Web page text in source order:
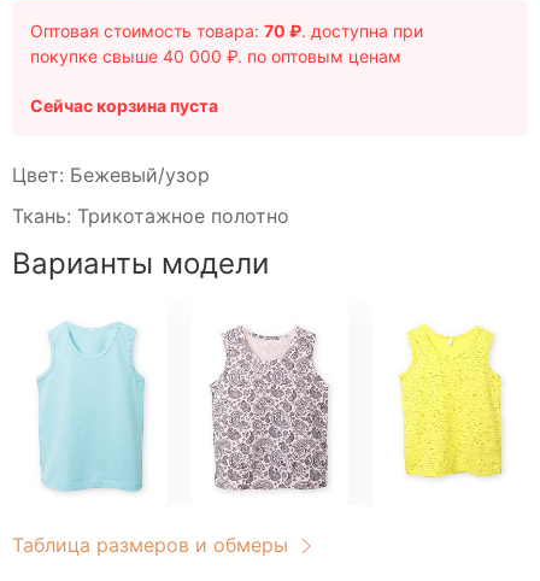
Лонгсливы
Пижамы
Свитшоты
Блузы
Брюки
Водолазки
Джемперы
Костюмы
Майки
Сорочки
Туники
Оптовая стоимость товара: 70 ₽. доступна при
покупке свыше 40 000 ₽. по оптовым ценам
Сейчас корзина пуста
Цвет: Бежевый/узор
Ткань: Трикотажное полотно
Варианты модели
Таблица размеров и обмеры